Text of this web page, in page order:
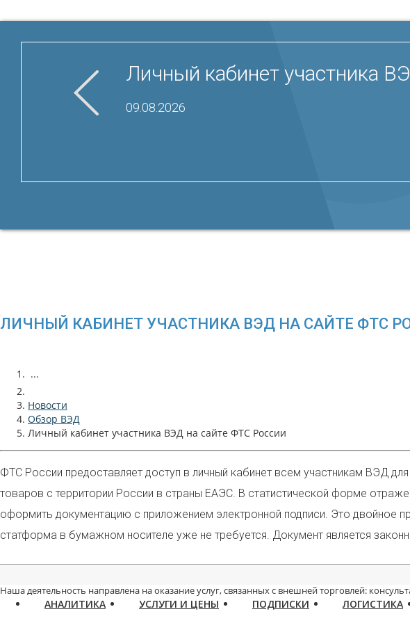
Личный кабинет участника
09.08.2026
ЛИЧНЫЙ КАБИНЕТ УЧАСТНИКА ВЭД НА САЙТЕ ФТС
...
Новости
Обзор ВЭД
Личный кабинет участника ВЭД на сайте ФТС России
ФТС России предоставляет доступ в личный кабинет всем участникам ВЭД
товаров с территории России в страны ЕАЭС. В статистической форме
оформить документацию с приложением электронной подписи. Это двойное
статформа в бумажном носителе уже не требуется. Документ является
Наша деятельность направлена на оказание услуг, связанных с внешней торговлей:
АНАЛИТИКА УСЛУГИ И ЦЕНЫ ПОДПИСКИ ЛОГИСТИКА